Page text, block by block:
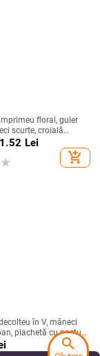
floral, guler
scurte, croială
spandex (50–
Lei
add_shopping_cart
în V, mâneci
plachetă cu nasturi,
search